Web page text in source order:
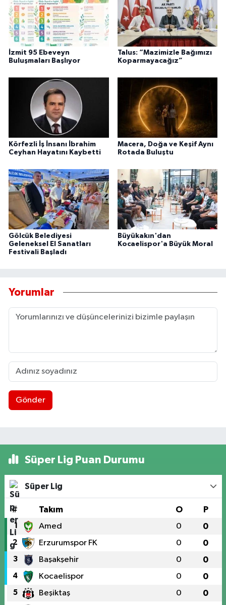
İzmit 95 Ebeveyn
Buluşmaları Başlıyor
Talus: “Mazimizle Bağımızı
Koparmayacağız”
Körfezli İş İnsanı İbrahim
Ceyhan Hayatını Kaybetti
Macera, Doğa ve Keşif Aynı
Rotada Buluştu
Gölcük Belediyesi
Geleneksel El Sanatları
Festivali Başladı
Büyükakın'dan
Kocaelispor'a Büyük Moral
Yorumlar
Gönder
Süper Lig Puan Durumu
Süper Lig
# Takım O P
1 Amed 0 0
2 Erzurumspor FK 0 0
3 Başakşehir 0 0
4 Kocaelispor 0 0
5 Beşiktaş 0 0